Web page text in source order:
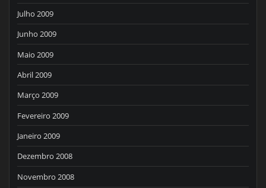
Julho 2009
Junho 2009
Maio 2009
Abril 2009
Março 2009
Fevereiro 2009
Janeiro 2009
Dezembro 2008
Novembro 2008